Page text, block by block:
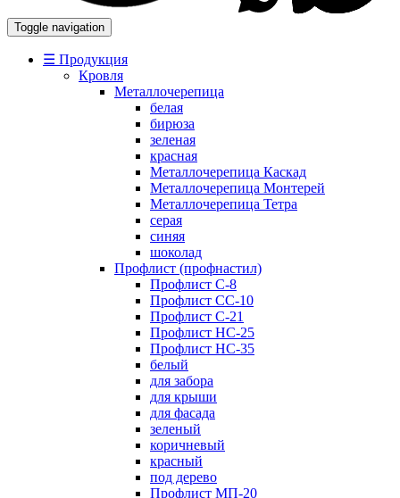
Toggle navigation
☰ Продукция
Кровля
Металлочерепица
белая
бирюза
зеленая
красная
Металлочерепица Каскад
Металлочерепица Монтерей
Металлочерепица Тетра
серая
синяя
шоколад
Профлист (профнастил)
Профлист С-8
Профлист СС-10
Профлист C-21
Профлист НС-25
Профлист НС-35
белый
для забора
для крыши
для фасада
зеленый
коричневый
красный
под дерево
Профлист МП-20